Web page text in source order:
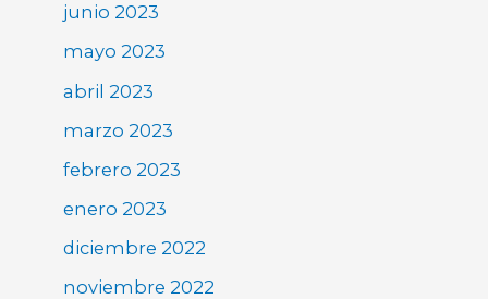
junio 2023
mayo 2023
abril 2023
marzo 2023
febrero 2023
enero 2023
diciembre 2022
noviembre 2022